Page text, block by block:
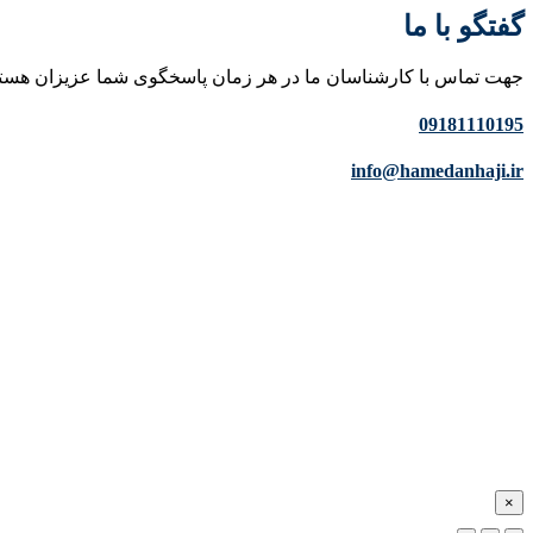
گفتگو با ما
جهت تماس با کارشناسان ما در هر زمان پاسخگوی شما عزیزان
09181110195
info@hamedanhaji.ir
×